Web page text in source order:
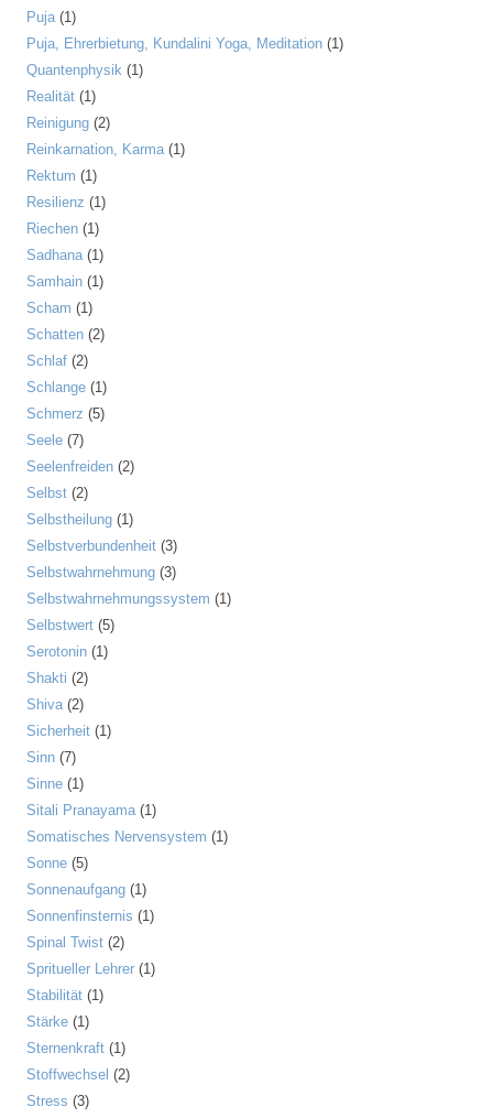
Puja(1)
Puja, Ehrerbietung, Kundalini Yoga, Meditation (1)
Quantenphysik (1)
Realität (1)
Reinigung (2)
Reinkarnation, Karma(1)
Rektum (1)
Resilienz (1)
Riechen (1)
Sadhana(1)
Samhain (1)
Scham (1)
Schatten (2)
Schlaf (2)
Schlange (1)
Schmerz (5)
Seele (7)
Seelenfreiden (2)
Selbst (2)
Selbstheilung (1)
Selbstverbundenheit (3)
Selbstwahrnehmung (3)
Selbstwahrnehmungssystem (1)
Selbstwert (5)
Serotonin (1)
Shakti (2)
Shiva(2)
Sicherheit (1)
Sinn (7)
Sinne (1)
Sitali Pranayama(1)
Somatisches Nervensystem (1)
Sonne (5)
Sonnenaufgang (1)
Sonnenfinsternis (1)
Spinal Twist (2)
Spritueller Lehrer (1)
Stabilität (1)
Stärke (1)
Sternenkraft (1)
Stoffwechsel (2)
Stress (3)